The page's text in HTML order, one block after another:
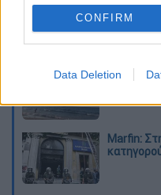
CONFIRM
Data Deletion
Κυνήγι
της ΟΣΥ
«δεν
κινδύνους
Πώς έγινε
Marfin: